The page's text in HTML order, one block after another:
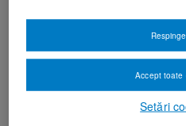
Setări
Accept toate